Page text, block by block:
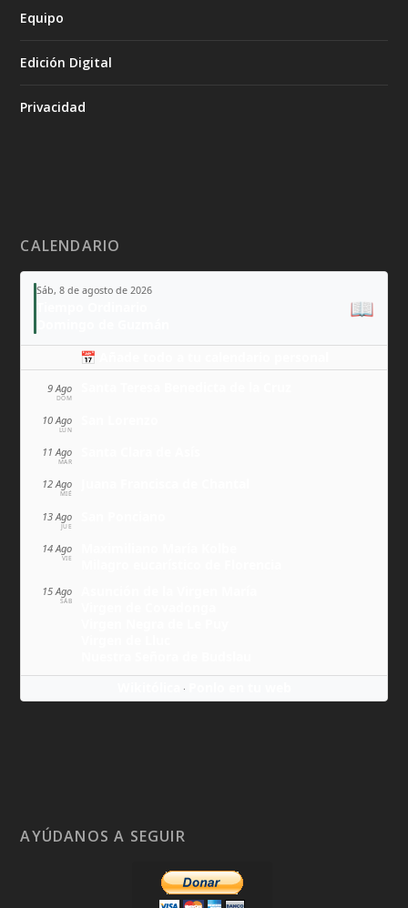
Equipo
Edición Digital
Privacidad
CALENDARIO
Sáb, 8 de agosto de 2026
📖
📅 Añade todo a tu calendario personal
9 Ago
DOM
10 Ago
LUN
11 Ago
MAR
12 Ago
MIÉ
13 Ago
JUE
14 Ago
VIE
15 Ago
SÁB
·
AYÚDANOS A SEGUIR